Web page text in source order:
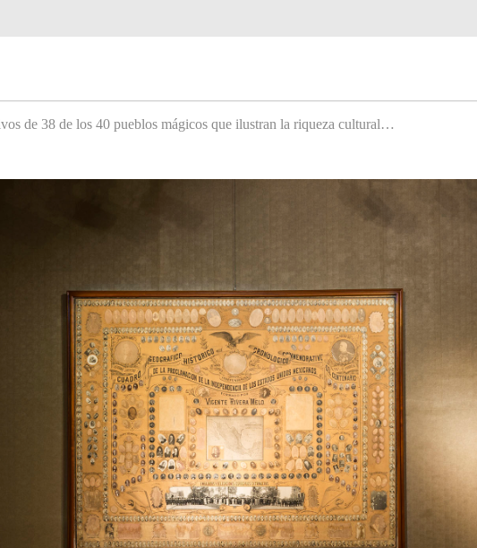
de 38 de los 40 pueblos mágicos que ilustran la riqueza cultural…